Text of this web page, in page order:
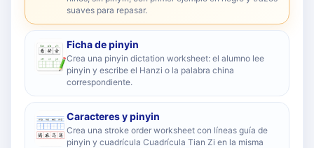
suaves para repasar.
Ficha de pinyin
Crea una pinyin dictation worksheet: el alumno lee
pinyin y escribe el Hanzi o la palabra china
correspondiente.
Caracteres y pinyin
Crea una stroke order worksheet con líneas guía de
pinyin y cuadrícula Cuadrícula Tian Zi en la misma